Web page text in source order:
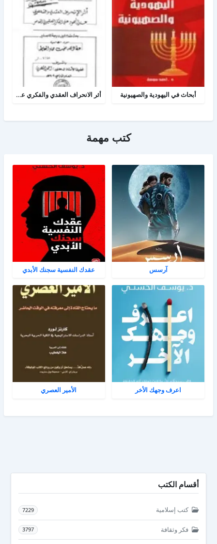
أبحاث في اليهودية والصهيونية أثر الانحراف العقدي والفكري عند اليهود على الفكر الصهيوني المعاصر
كتب مهمة
آرسس عقدك النفسية سجنك الأبدي
اعرف وجهك الأخر الأمير العصري
أقسام الكتب
كتب إسلامية 7229
فكر وثقافة 3797